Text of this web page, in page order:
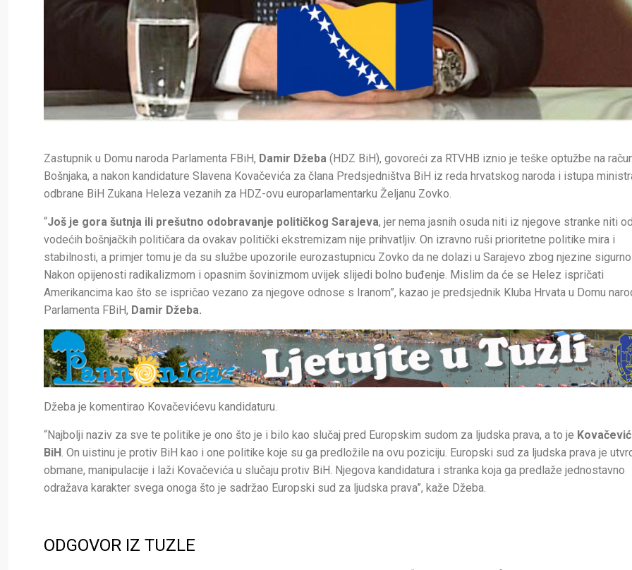
Zastupnik u Domu naroda Parlamenta FBiH, Damir Džeba (HDZ BiH), govoreći za RTVHB iznio je teške optužbe na
Bošnjaka, a nakon kandidature Slavena Kovačevića za člana Predsjedništva BiH iz reda hrvatskog naroda i istupa
odbrane BiH Zukana Heleza vezanih za HDZ-ovu europarlamentarku Željanu Zovko.
“Još je gora šutnja ili prešutno odobravanje političkog Sarajeva, jer nema jasnih osuda niti iz njegove stranke niti
vodećih bošnjačkih političara da ovakav politički ekstremizam nije prihvatljiv. On izravno ruši prioritetne politike mira i
stabilnosti, a primjer tomu je da su službe upozorile eurozastupnicu Zovko da ne dolazi u Sarajevo zbog njezine
Nakon opijenosti radikalizmom i opasnim šovinizmom uvijek slijedi bolno buđenje. Mislim da će se Helez ispričati
Amerikancima kao što se ispričao vezano za njegove odnose s Iranom”, kazao je predsjednik Kluba Hrvata u Domu
Parlamenta FBiH, Damir Džeba.
Džeba je komentirao Kovačevićevu kandidaturu.
“Najbolji naziv za sve te politike je ono što je i bilo kao slučaj pred Europskim sudom za ljudska prava, a to je
BiH. On uistinu je protiv BiH kao i one politike koje su ga predložile na ovu poziciju. Europski sud za ljudska prava je
obmane, manipulacije i laži Kovačevića u slučaju protiv BiH. Njegova kandidatura i stranka koja ga predlaže jednostavno
odražava karakter svega onoga što je sadržao Europski sud za ljudska prava”, kaže Džeba.
ODGOVOR IZ TUZLE